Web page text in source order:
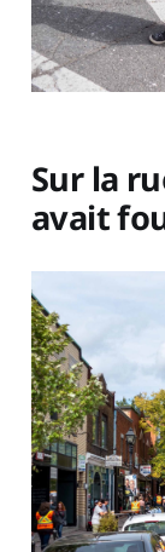
Sur la
avait